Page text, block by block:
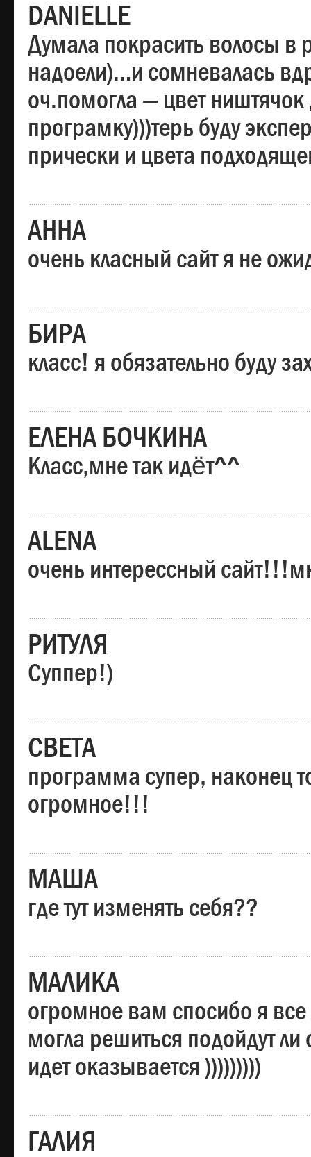
DANIELLE
Думала покрасить волосы
надоели)…и сомневалась
оч.помогла — цвет
програмку)))терь буду
прически и цвета
АННА
очень класный сайт я не
БИРА
класс! я обязательно буду
ЕЛЕНА БОЧКИНА
Класс,мне так идёт^^
ALENA
очень интерессный
РИТУЛЯ
Суппер!)
СВЕТА
программа супер, наконец
огромное!!!
МАША
где тут изменять себя??
МАЛИКА
огромное вам спосибо я
могла решиться подойдут ли
идет оказывается )))))))))
ГАЛИЯ